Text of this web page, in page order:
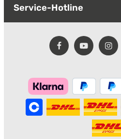
Service-Hotline